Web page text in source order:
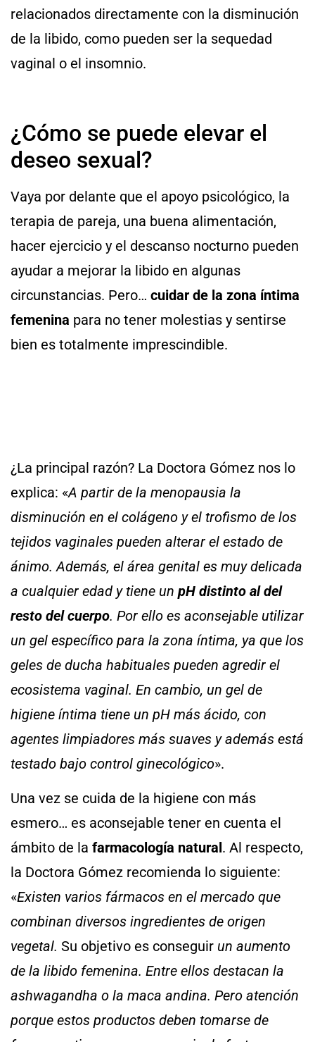
relacionados directamente con la disminución
de la libido, como pueden ser la sequedad
vaginal o el insomnio.
¿Cómo se puede elevar el
deseo sexual?
Vaya por delante que el apoyo psicológico, la
terapia de pareja, una buena alimentación,
hacer ejercicio y el descanso nocturno pueden
ayudar a mejorar la libido en algunas
circunstancias. Pero… cuidar de la zona íntima
femenina para no tener molestias y sentirse
bien es totalmente imprescindible.
¿La principal razón? La Doctora Gómez nos lo
explica: «A partir de la menopausia la
disminución en el colágeno y el trofismo de los
tejidos vaginales pueden alterar el estado de
ánimo. Además, el área genital es muy delicada
a cualquier edad y tiene un pH distinto al del
resto del cuerpo. Por ello es aconsejable utilizar
un gel específico para la zona íntima, ya que los
geles de ducha habituales pueden agredir el
ecosistema vaginal. En cambio, un gel de
higiene íntima tiene un pH más ácido, con
agentes limpiadores más suaves y además está
testado bajo control ginecológico».
Una vez se cuida de la higiene con más
esmero… es aconsejable tener en cuenta el
ámbito de la farmacología natural. Al respecto,
la Doctora Gómez recomienda lo siguiente:
«Existen varios fármacos en el mercado que
combinan diversos ingredientes de origen
vegetal. Su objetivo es conseguir un aumento
de la libido femenina. Entre ellos destacan la
ashwagandha o la maca andina. Pero atención
porque estos productos deben tomarse de